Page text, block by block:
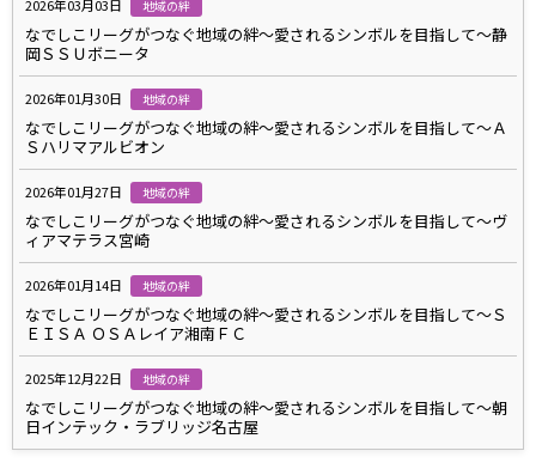
2026年03月03日 地域の絆
なでしこリーグがつなぐ地域の絆～愛されるシンボルを目指して～静
岡ＳＳＵボニータ
2026年01月30日 地域の絆
なでしこリーグがつなぐ地域の絆～愛されるシンボルを目指して～Ａ
Ｓハリマアルビオン
2026年01月27日 地域の絆
なでしこリーグがつなぐ地域の絆～愛されるシンボルを目指して～ヴ
ィアマテラス宮崎
2026年01月14日 地域の絆
なでしこリーグがつなぐ地域の絆～愛されるシンボルを目指して～Ｓ
ＥＩＳＡ ＯＳＡレイア湘南ＦＣ
2025年12月22日 地域の絆
なでしこリーグがつなぐ地域の絆～愛されるシンボルを目指して～朝
日インテック・ラブリッジ名古屋